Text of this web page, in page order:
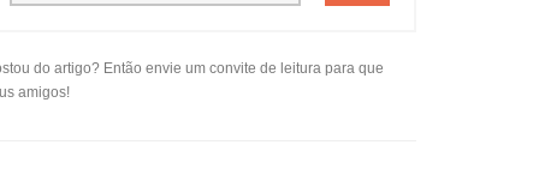
do artigo? Então envie um convite de leitura para que
amigos!